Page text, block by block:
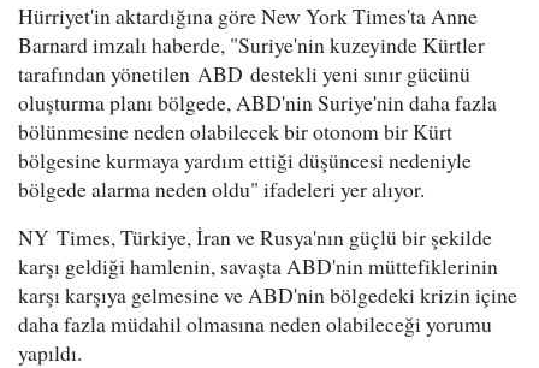
Hürriyet'in aktardığına göre New York Times'ta Anne
Barnard imzalı haberde, "Suriye'nin kuzeyinde Kürtler
tarafından yönetilen ABD destekli yeni sınır gücünü
oluşturma planı bölgede, ABD'nin Suriye'nin daha fazla
bölünmesine neden olabilecek bir otonom bir Kürt
bölgesine kurmaya yardım ettiği düşüncesi nedeniyle
bölgede alarma neden oldu" ifadeleri yer alıyor.
NY Times, Türkiye, İran ve Rusya'nın güçlü bir şekilde
karşı geldiği hamlenin, savaşta ABD'nin müttefiklerinin
karşı karşıya gelmesine ve ABD'nin bölgedeki krizin içine
daha fazla müdahil olmasına neden olabileceği yorumu
yapıldı.